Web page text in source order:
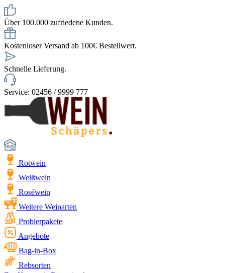
Über 100.000 zufriedene Kunden.
Kostenloser Versand ab 100€ Bestellwert.
Schnelle Lieferung.
Service: 02456 / 9999 777
Rotwein
Weißwein
Roséwein
Weitere Weinarten
Probierpakete
Angebote
Bag-in-Box
Rebsorten